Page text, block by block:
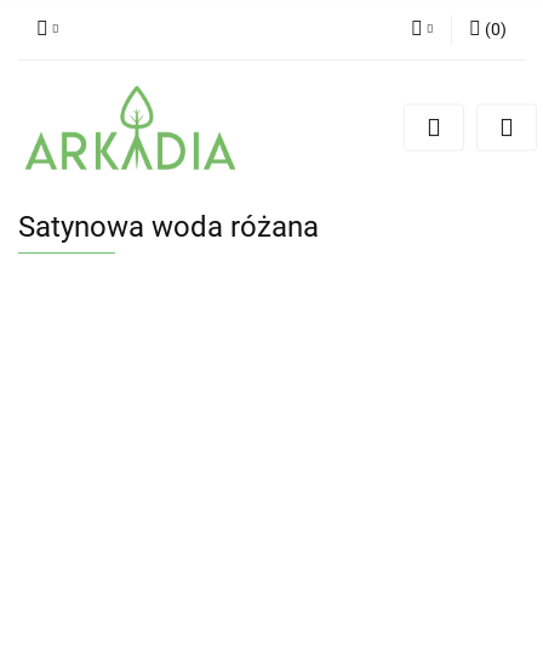
(0)
Satynowa woda różana